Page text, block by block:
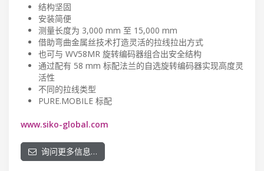
结构坚固
安装简便
测量长度为 3,000 mm 至 15,000 mm
借助弯曲金属丝技术打造灵活的拉线拉出方式
也可与 WV58MR 旋转编码器组合出安全结构
通过配有 58 mm 标配法兰的自选旋转编码器实现高度灵
活性
不同的拉线类型
PURE.MOBILE 标配
www.siko-global.com
询问更多信息…